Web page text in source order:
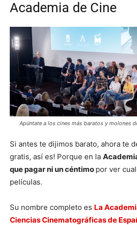
Academia de Cine
Apúntate a los cines más baratos y molones
Si antes te dijimos barato, ahora te
gratis, así es! Porque en la
que pagar ni un céntimo por ver
películas.
Su nombre completo es La
Ciencias Cinematográficas de